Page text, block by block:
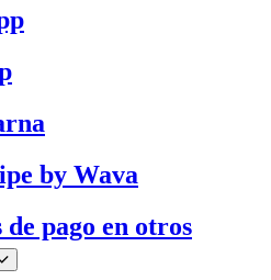
by Wava
pago en otros